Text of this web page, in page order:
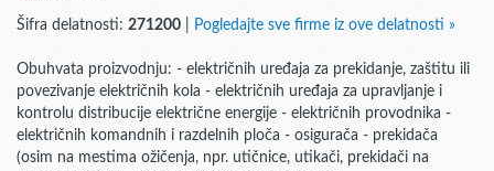
Šifra delatnosti: 271200 Pogledajte sve firme iz ove delatnosti »
Obuhvata proizvodnju: - električnih uređaja za prekidanje, zaštitu ili
povezivanje električnih kola - električnih uređaja za upravljanje i
kontrolu distribucije električne energije - električnih provodnika -
električnih komandnih i razdelnih ploča - osigurača - prekidača
(osim na mestima ožičenja, npr. utičnice, utikači, prekidači na